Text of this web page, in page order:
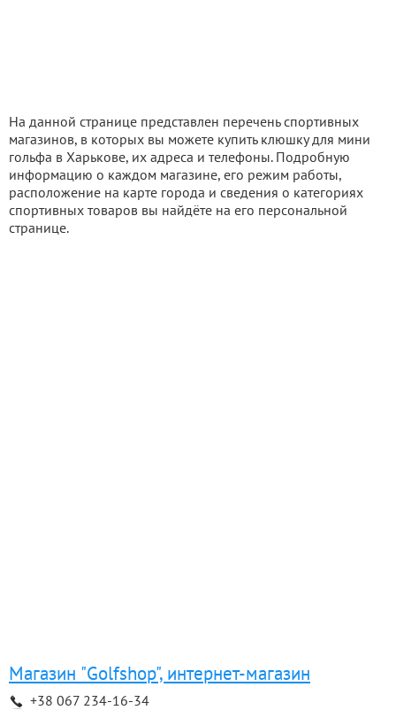
На данной странице представлен перечень спортивных
магазинов, в которых вы можете купить клюшку для мини
гольфа в Харькове, их адреса и телефоны. Подробную
информацию о каждом магазине, его режим работы,
расположение на карте города и сведения о категориях
спортивных товаров вы найдёте на его персональной
странице.
Магазин "Golfshop", интернет-магазин
+38 067 234-16-34